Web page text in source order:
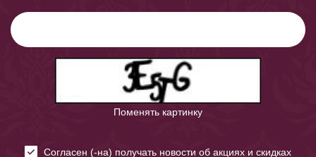
Поменять картинку
Cогласен (-на) получать новости об акциях и скидках